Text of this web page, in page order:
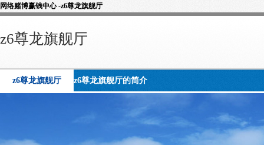
网络赌博赢钱中心 -z6尊龙旗舰厅
z6尊龙旗舰厅
z6尊龙旗舰厅 z6尊龙旗舰厅的简介